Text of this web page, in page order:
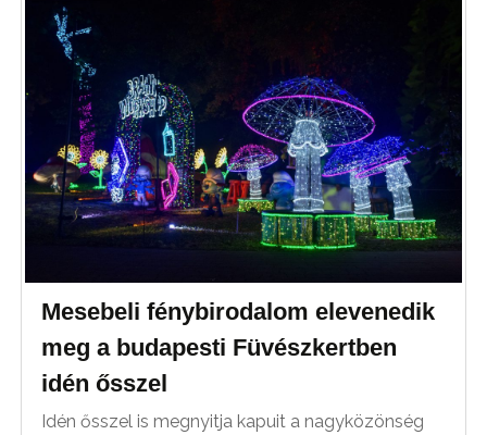
Mesebeli fénybirodalom elevenedik
meg a budapesti Füvészkertben
idén ősszel
Idén ősszel is megnyitja kapuit a nagyközönség